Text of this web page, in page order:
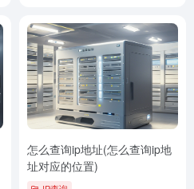
怎么查询ip地址(怎么查询ip地
址对应的位置)